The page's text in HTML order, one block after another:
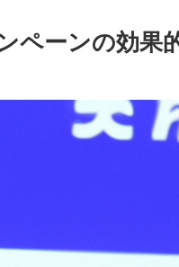
ペーンの効果